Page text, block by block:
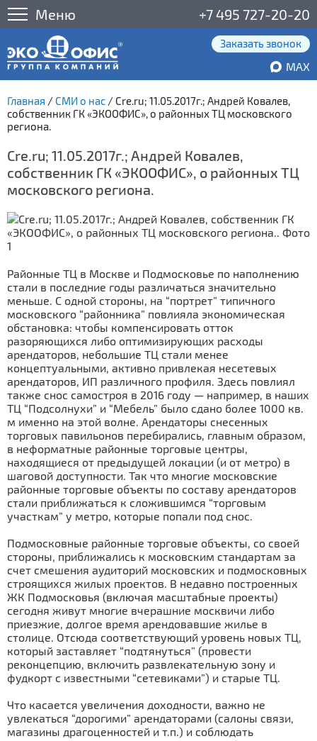
Меню +7 495 727-20-20
Заказать звонок
MAX
Главная / СМИ о нас / Cre.ru; 11.05.2017г.; Андрей Ковалев,
собственник ГК «ЭКООФИС», о районных ТЦ московского
региона.
Cre.ru; 11.05.2017г.; Андрей Ковалев,
собственник ГК «ЭКООФИС», о районных ТЦ
московского региона.
Районные ТЦ в Москве и Подмосковье по наполнению
стали в последние годы различаться значительно
меньше. С одной стороны, на “портрет” типичного
московского “районника” повлияла экономическая
обстановка: чтобы компенсировать отток
разоряющихся либо оптимизирующих расходы
арендаторов, небольшие ТЦ стали менее
концептуальными, активно привлекая несетевых
арендаторов, ИП различного профиля. Здесь повлиял
также снос самостроя в 2016 году — например, в наших
ТЦ “Подсолнухи” и “Мебель” было сдано более 1000 кв.
м именно на этой волне. Арендаторы снесенных
торговых павильонов перебирались, главным образом,
в неформатные районные торговые центры,
находящиеся от предыдущей локации (и от метро) в
шаговой доступности. Так что многие московские
районные торговые объекты по составу арендаторов
стали приближаться к сложившимся “торговым
участкам” у метро, которые попали под снос.
Подмосковные районные торговые объекты, со своей
стороны, приближались к московским стандартам за
счет смешения аудиторий московских и подмосковных
строящихся жилых проектов. В недавно построенных
ЖК Подмосковья (включая масштабные проекты)
сегодня живут многие вчерашние москвичи либо
приезжие, долгое время арендовавшие жилье в
столице. Отсюда соответствующий уровень новых ТЦ,
который заставляет “подтянуться” (провести
реконцепцию, включить развлекательную зону и
фудкорт с известными “сетевиками”) и старые ТЦ.
Что касается увеличения доходности, важно не
увлекаться “дорогими” арендаторами (салоны связи,
магазины драгоценностей и т.п.) и соблюдать